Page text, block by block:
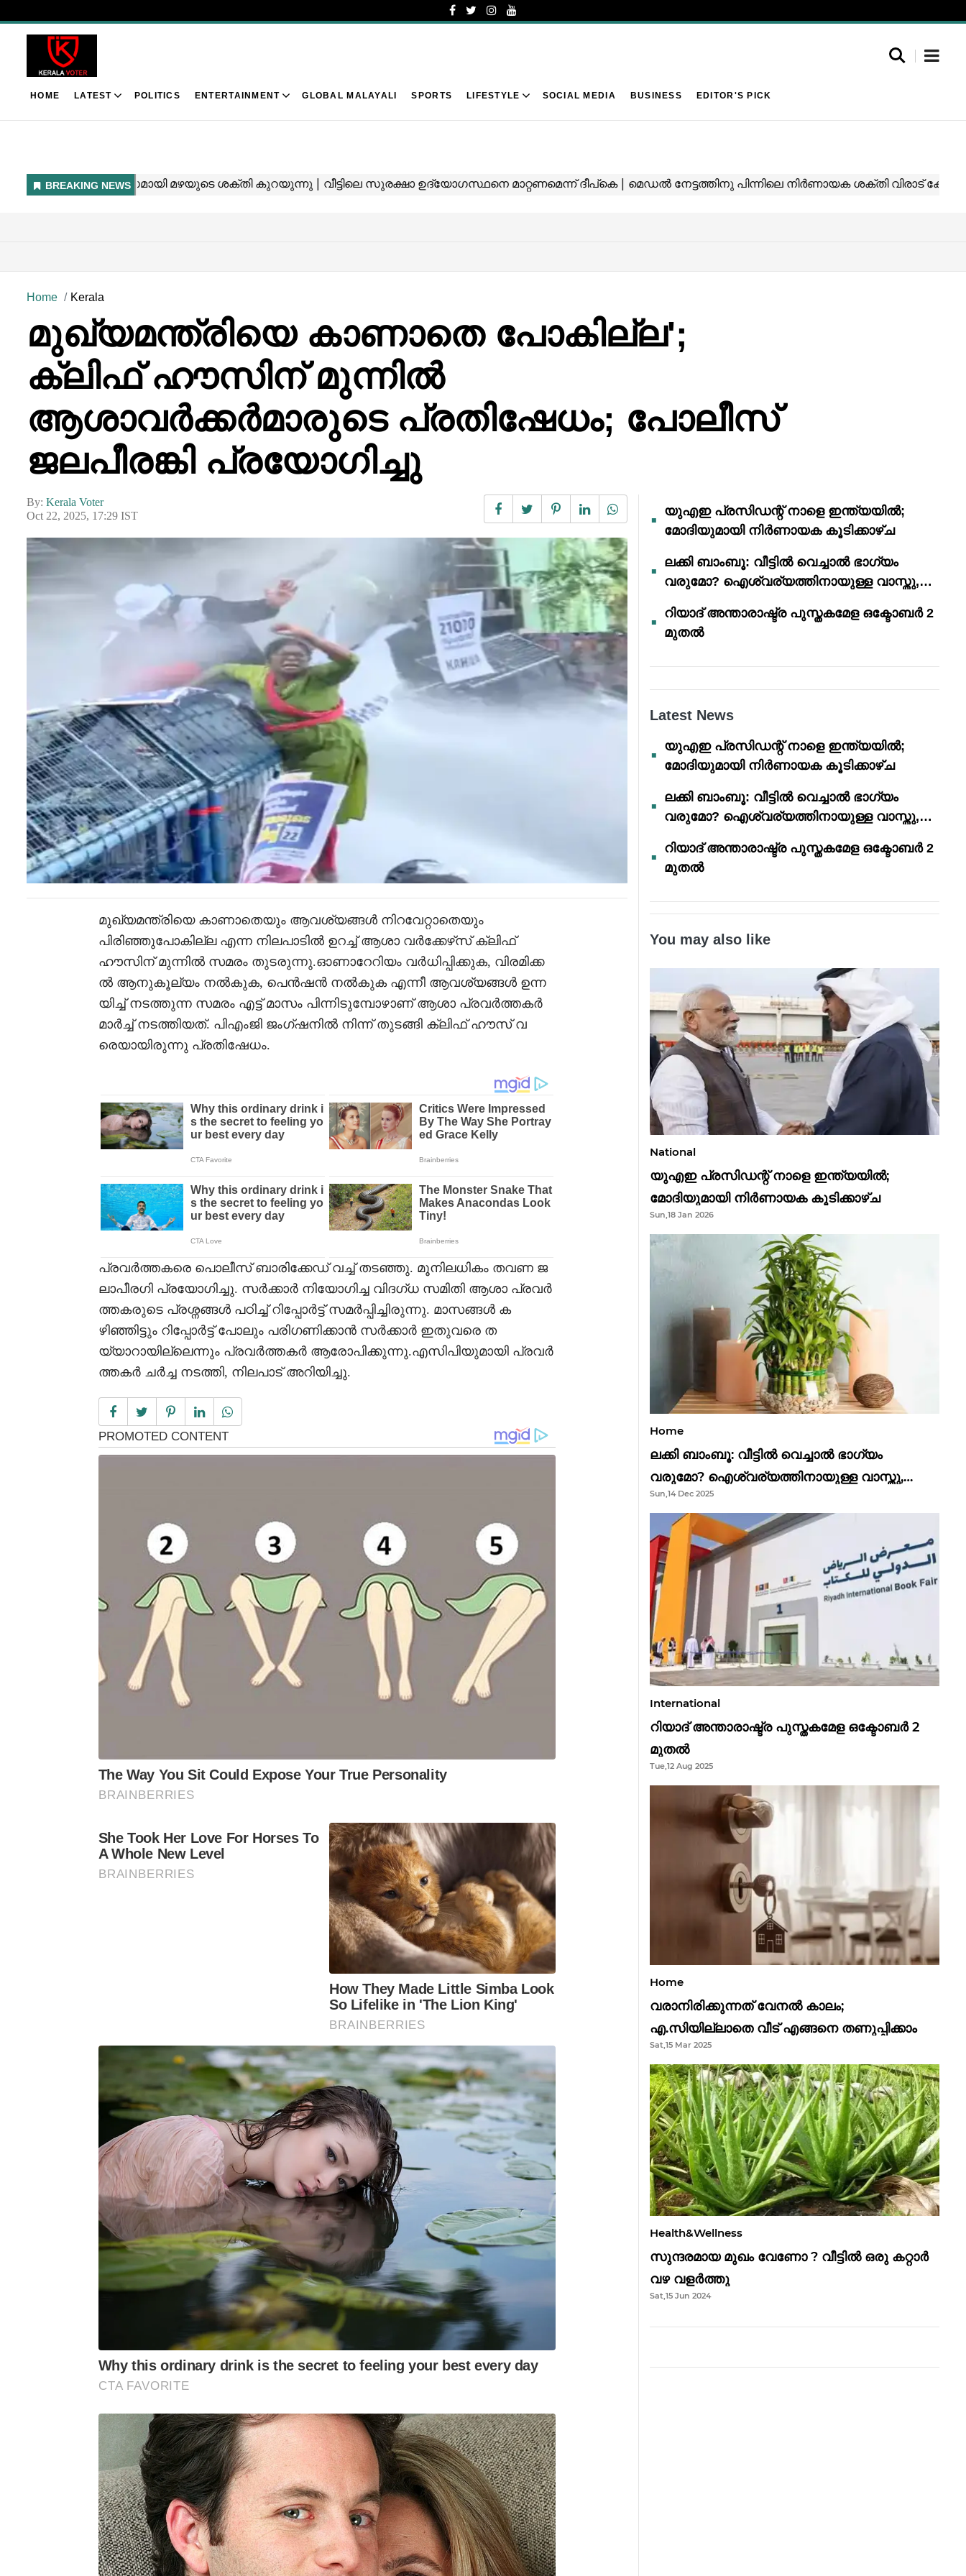
HOME LATEST POLITICS ENTERTAINMENT GLOBAL MALAYALI SPORTS LIFESTYLE SOCIAL MEDIA BUSINESS EDITOR'S PICK
Home Kerala
മുഖ്യമന്ത്രിയെ കാണാതെ പോകില്ല';
ക്ലിഫ് ഹൗസിന് മുന്നിൽ
ആശാവർക്കർമാരുടെ പ്രതിഷേധം; പോലീസ്
ജലപീരങ്കി പ്രയോഗിച്ചു
By: Kerala Voter
Oct 22, 2025, 17:29 IST
മുഖ്യമന്ത്രിയെ കാണാതെയും ആവശ്യങ്ങൾ നിറവേറ്റാതെയും
പിരിഞ്ഞുപോകില്ല എന്ന നിലപാടിൽ ഉറച്ച് ആശാ വർക്കേഴ്‌സ് ക്ലിഫ്
ഹൗസിന് മുന്നിൽ സമരം തുടരുന്നു.ഓണാറേറിയം വർധിപ്പിക്കുക, വിരമിക്ക
ൽ ആനുകൂല്യം നൽകുക, പെൻഷൻ നൽകുക എന്നീ ആവശ്യങ്ങൾ ഉന്ന
യിച്ച് നടത്തുന്ന സമരം എട്ട് മാസം പിന്നിടുമ്പോഴാണ് ആശാ പ്രവർത്തകർ
മാർച്ച് നടത്തിയത്. പിഎംജി ജംഗ്ഷനിൽ നിന്ന് തുടങ്ങി ക്ലിഫ് ഹൗസ് വ
രെയായിരുന്നു പ്രതിഷേധം.
പ്രവർത്തകരെ പൊലീസ് ബാരിക്കേഡ് വച്ച് തടഞ്ഞു. മൂനിലധികം തവണ ജ
ലാപീരഗി പ്രയോഗിച്ചു. സർക്കാർ നിയോഗിച്ച വിദഗ്ധ സമിതി ആശാ പ്രവർ
ത്തകരുടെ പ്രശ്നങ്ങൾ പഠിച്ച് റിപ്പോർട്ട് സമർപ്പിച്ചിരുന്നു. മാസങ്ങൾ ക
ഴിഞ്ഞിട്ടും റിപ്പോർട്ട് പോലും പരിഗണിക്കാൻ സർക്കാർ ഇതുവരെ ത
യ്യാറായില്ലെന്നും പ്രവർത്തകർ ആരോപിക്കുന്നു.എസിപിയുമായി പ്രവർ
ത്തകർ ചർച്ച നടത്തി, നിലപാട് അറിയിച്ചു.
യുഎഇ പ്രസിഡന്റ് നാളെ ഇന്ത്യയിൽ;
മോദിയുമായി നിർണായക കൂടിക്കാഴ്ച
ലക്കി ബാംബൂ: വീട്ടിൽ വെച്ചാൽ ഭാഗ്യം
വരുമോ? ഐശ്വര്യത്തിനായുള്ള വാസ്തു,
റിയാദ് അന്താരാഷ്ട്ര പുസ്തകമേള ഒക്ടോബർ 2
മുതൽ
Latest News
യുഎഇ പ്രസിഡന്റ് നാളെ ഇന്ത്യയിൽ;
മോദിയുമായി നിർണായക കൂടിക്കാഴ്ച
ലക്കി ബാംബൂ: വീട്ടിൽ വെച്ചാൽ ഭാഗ്യം
വരുമോ? ഐശ്വര്യത്തിനായുള്ള വാസ്തു,
റിയാദ് അന്താരാഷ്ട്ര പുസ്തകമേള ഒക്ടോബർ 2
മുതൽ
You may also like
National
യുഎഇ പ്രസിഡന്റ് നാളെ ഇന്ത്യയിൽ;
മോദിയുമായി നിർണായക കൂടിക്കാഴ്ച
Sun,18 Jan 2026
Home
ലക്കി ബാംബൂ: വീട്ടിൽ വെച്ചാൽ ഭാഗ്യം
വരുമോ? ഐശ്വര്യത്തിനായുള്ള വാസ്തു,
ഫെങ് ഷൂയി വിശ്വാസങ്ങൾ
Sun,14 Dec 2025
International
റിയാദ് അന്താരാഷ്ട്ര പുസ്തകമേള ഒക്ടോബർ 2
മുതൽ
Tue,12 Aug 2025
Home
വരാനിരിക്കുന്നത് വേനൽ കാലം;
എ.സിയില്ലാതെ വീട് എങ്ങനെ തണുപ്പിക്കാം
Sat,15 Mar 2025
Health&Wellness
സുന്ദരമായ മുഖം വേണോ ? വീട്ടിൽ ഒരു കറ്റാർ
വഴ വളർത്തു
Sat,15 Jun 2024